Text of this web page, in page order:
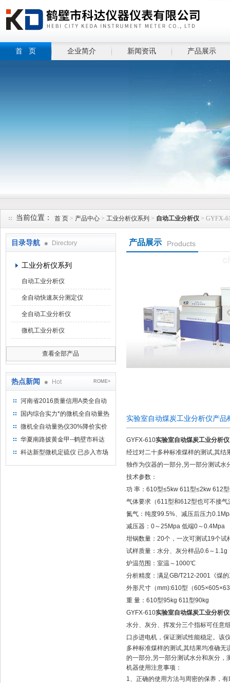
首 页 企业简介 新闻资讯 产品展示
当前位置： 首 页 > 产品中心 > 工业分析仪系列 > 自动工业分析仪 > GYFX-
目录导航 Directory
工业分析仪系列
自动工业分析仪
全自动快速灰分测定仪
全自动工业分析仪
微机工业分析仪
查看全部产品
热点新闻 Hot ROME+
河南省2016质量信用A类全自动
量热仪
国内综合实力*的微机全自动量热
仪制造企业
微机全自动量热仪30%降价实价
出售
华夏南路披黄金甲--鹤壁市科达
仪器仪表有限公司
科达新型微机定硫仪 已步入市场
产品展示 Products
实验室自动煤炭工业分析仪产品
GYFX-610实验室自动煤炭工业分析仪
经过对二十多种标准煤样的测试,其
独作为仪器的一部分,另一部分测试水
技术参数：
功 率：610型≤5kw 611型≤2kw 612
气体要求（611型和612型也可不接
氮气：纯度99.5%、减压后压力
减压器：0～25Mpa 低端0～0.4Mpa
坩锅数量：20个，一次可测试19个试
试样质量：水分、灰分样品0.6～
炉温范围：室温～1000℃
分析精度：满足GB/T212-2001《煤
外形尺寸（mm):610型（
重 量：610型95kg 611型90kg
GYFX-610实验室自动煤炭工业分析仪
水分、灰分、挥发分三个指标可任意
口步进电机，保证测试性能稳定。该
多种标准煤样的测试,其结果均准确
的一部分,另一部分测试水分和灰分，
机器使用注意事项：
1、正确的使用方法与周密的保养，